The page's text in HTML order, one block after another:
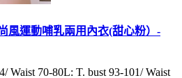
風運動哺乳兩用內衣(甜心粉）-
Waist 70-80L: T. bust 93-101/ Waist